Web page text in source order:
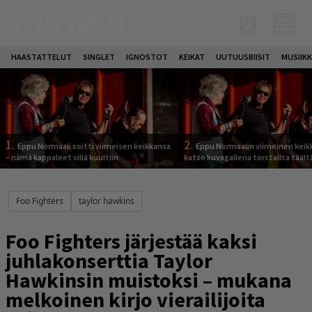
HAASTATTELUT SINGLET IGNOSTOT KEIKAT UUTUUSBIISIT
1. Eppu Normaali soitti viimeisen keikkansa
– nämä kappaleet sillä kuultiin
2. Eppu Normaalin viimeinen
katso kuvagalleria torstailta
Foo Fighters taylor hawkins
Foo Fighters järjestää kaksi
juhlakonserttia Taylor
Hawkinsin muistoksi – mukana
melkoinen kirjo vierailijoita